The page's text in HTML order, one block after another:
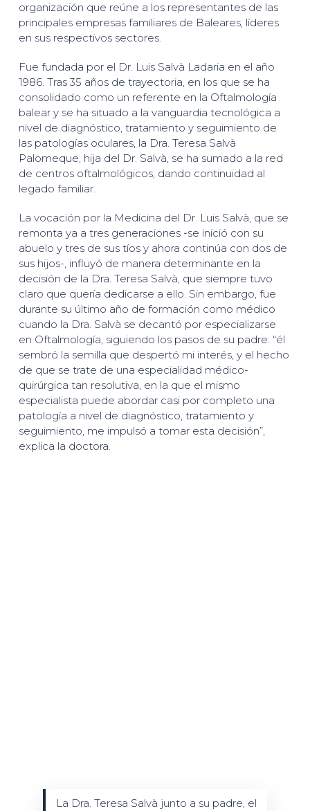
organización que reúne a los representantes de las
principales empresas familiares de Baleares, líderes
en sus respectivos sectores.
Fue fundada por el Dr. Luis Salvà Ladaria en el año
1986. Tras 35 años de trayectoria, en los que se ha
consolidado como un referente en la Oftalmología
balear y se ha situado a la vanguardia tecnológica a
nivel de diagnóstico, tratamiento y seguimiento de
las patologías oculares, la Dra. Teresa Salvà
Palomeque, hija del Dr. Salvà, se ha sumado a la red
de centros oftalmológicos, dando continuidad al
legado familiar.
La vocación por la Medicina del Dr. Luis Salvà, que se
remonta ya a tres generaciones -se inició con su
abuelo y tres de sus tíos y ahora continúa con dos de
sus hijos-, influyó de manera determinante en la
decisión de la Dra. Teresa Salvà, que siempre tuvo
claro que quería dedicarse a ello. Sin embargo, fue
durante su último año de formación como médico
cuando la Dra. Salvà se decantó por especializarse
en Oftalmología, siguiendo los pasos de su padre: “él
sembró la semilla que despertó mi interés, y el hecho
de que se trate de una especialidad médico-
quirúrgica tan resolutiva, en la que el mismo
especialista puede abordar casi por completo una
patología a nivel de diagnóstico, tratamiento y
seguimiento, me impulsó a tomar esta decisión”,
explica la doctora.
La Dra. Teresa Salvà junto a su padre, el